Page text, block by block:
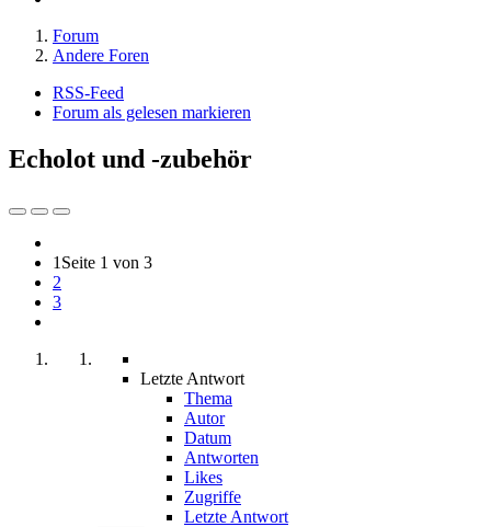
Forum
Andere Foren
RSS-Feed
Forum als gelesen markieren
Echolot und -zubehör
1 Seite 1 von 3
2
3
Letzte Antwort
Thema
Autor
Datum
Antworten
Likes
Zugriffe
Letzte Antwort